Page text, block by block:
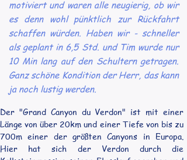
motiviert und waren alle neugierig, ob wir
es denn wohl pünktlich zur Rückfahrt
schaffen würden. Haben wir - schneller
als geplant in 6,5 Std. und Tim wurde nur
10 Min lang auf den Schultern getragen.
Ganz schöne Kondition der Herr, das kann
ja noch lustig werden.
Der "Grand Canyon du Verdon" ist mit einer
Länge von über 20km und einer Tiefe von bis zu
700m einer der größten Canyons in Europa.
Hier hat sich der Verdon durch die